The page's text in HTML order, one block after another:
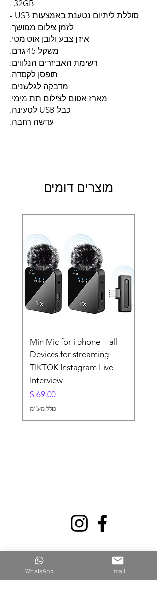
32GB .
סוללת ליתיום נטענת באמצעות USB -
לזמן צילום ממושך.
איזון צבע ולובן אוטומטי.
משקל 45 גרם.
רשימת האביזרים הנלווים:
תופסן לקסדה.
מדבקה לגלשנים.
מארז אטום לצילום תת מימי.
כבל USB לטעינה.
עדשה רחבה.
מוצרים דומים
Min Mic for i phone + all
Devices for streaming
TIKTOK Instagram Live
Interview
מחיר
כולל מע״מ
WhatsApp Email